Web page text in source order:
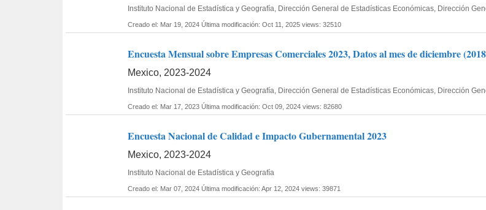
Instituto Nacional de Estadística y Geografía, Dirección General de Estadísticas Económicas, Dirección
Creado el: Mar 19, 2024 Última modificación: Oct 11, 2025 views: 32510
Encuesta Mensual sobre Empresas Comerciales 2023, Datos al mes de diciembre
Mexico, 2023-2024
Instituto Nacional de Estadística y Geografía, Dirección General de Estadísticas Económicas, Dirección
Creado el: Mar 17, 2023 Última modificación: Oct 09, 2024 views: 82680
Encuesta Nacional de Calidad e Impacto Gubernamental 2023
Mexico, 2023-2024
Instituto Nacional de Estadística y Geografía
Creado el: Mar 07, 2024 Última modificación: Apr 12, 2024 views: 39871